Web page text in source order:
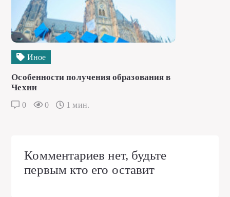
Иное
Особенности получения образования в
Чехии
0 0 1 мин.
Комментариев нет, будьте
первым кто его оставит